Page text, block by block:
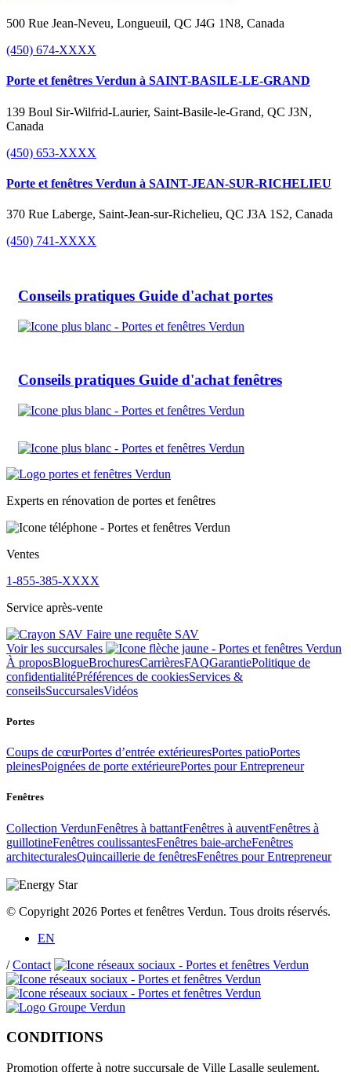
500 Rue Jean-Neveu, Longueuil, QC J4G 1N8, Canada
(450) 674-XXXX
Porte et fenêtres Verdun à SAINT-BASILE-LE-GRAND
139 Boul Sir-Wilfrid-Laurier, Saint-Basile-le-Grand, QC J3N,
Canada
(450) 653-XXXX
Porte et fenêtres Verdun à SAINT-JEAN-SUR-RICHELIEU
370 Rue Laberge, Saint-Jean-sur-Richelieu, QC J3A 1S2, Canada
(450) 741-XXXX
Conseils pratiques Guide d'achat portes
Conseils pratiques Guide d'achat fenêtres
Experts en rénovation de portes et fenêtres
Ventes
1-855-385-XXXX
Service après-vente
Faire une requête SAV
Voir les succursales
À proposBlogueBrochuresCarrièresFAQGarantiePolitique de
confidentialitéPréférences de cookiesServices &
conseilsSuccursalesVidéos
Portes
Coups de cœurPortes d’entrée extérieuresPortes patioPortes
pleinesPoignées de porte extérieurePortes pour Entrepreneur
Fenêtres
Collection VerdunFenêtres à battantFenêtres à auventFenêtres à
guillotineFenêtres coulissantesFenêtres baie-archeFenêtres
architecturalesQuincaillerie de fenêtresFenêtres pour Entrepreneur
© Copyright 2026 Portes et fenêtres Verdun. Tous droits réservés.
EN
/Contact
CONDITIONS
Promotion offerte à notre succursale de Ville Lasalle seulement.